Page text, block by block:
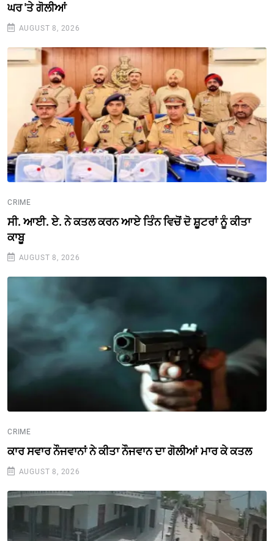
ਘਰ 'ਤੇ ਗੋਲੀਆਂ
AUGUST 8, 2026
CRIME
ਸੀ. ਆਈ. ਏ. ਨੇ ਕਤਲ ਕਰਨ ਆਏ ਤਿੰਨ ਵਿਚੋਂ ਦੋ ਸ਼ੂਟਰਾਂ ਨੂੰ ਕੀਤਾ
ਕਾਬੂ
AUGUST 8, 2026
CRIME
ਕਾਰ ਸਵਾਰ ਨੌਜਵਾਨਾਂ ਨੇ ਕੀਤਾ ਨੌਜਵਾਨ ਦਾ ਗੋਲੀਆਂ ਮਾਰ ਕੇ ਕਤਲ
AUGUST 8, 2026